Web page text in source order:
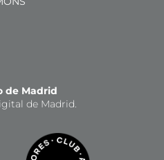
de Madrid
de Madrid.